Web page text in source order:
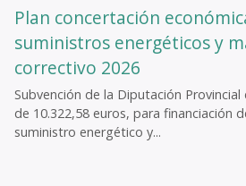
Plan concertación
suministros energéticos y
correctivo 2026
Subvención de la Diputación
de 10.322,58 euros, para financiación
suministro energético y...